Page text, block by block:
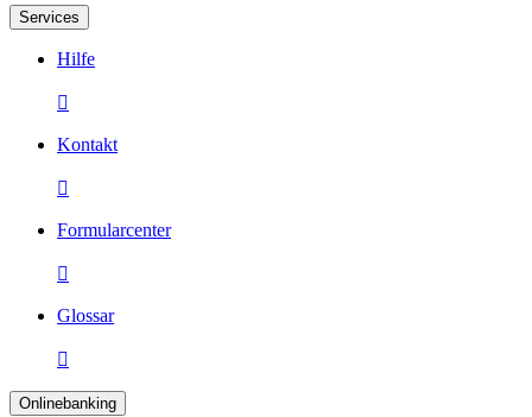
Services
Hilfe

Kontakt

Formularcenter

Glossar

Onlinebanking